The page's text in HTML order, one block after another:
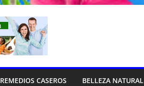
REMEDIOS CASEROS BELLEZA NATURAL